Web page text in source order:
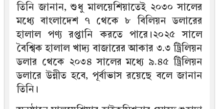
তিনি জানান, শুধু মালয়েশিয়াতেই ২০৩০ সালের
মধ্যে বাংলাদেশ ৭ থেকে ৮ বিলিয়ন ডলারের
হালাল পণ্য রপ্তানি করতে পারে।২০২৫ সালে
বৈশ্বিক হালাল খাদ্য বাজারের আকার ৩.৩ ট্রিলিয়ন
ডলার থেকে ২০৩৪ সালের মধ্যে ৯.৪৫ ট্রিলিয়ন
ডলারে উন্নীত হবে, পূর্বাভাস রয়েছে বলে জানান
তিনি।